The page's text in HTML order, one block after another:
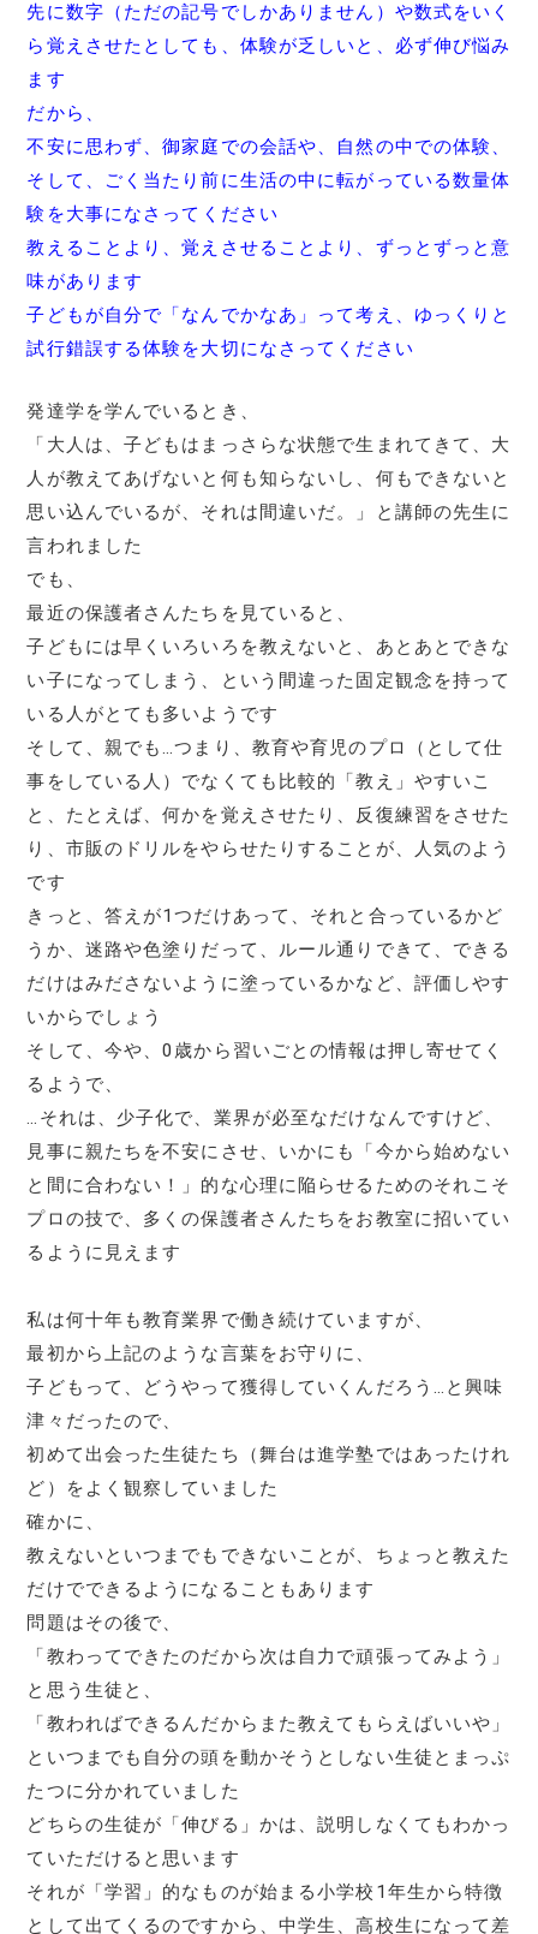
先に数字（ただの記号でしかありません） や数式をいく
ら覚えさせたとしても、体験が乏しいと、 必ず伸び悩み
ます
だから、
不安に思わず、御家庭での会話や、自然の中での体験、
そして、
ごく当たり前に生活の中に転がっている数量体
験を大事になさって ください
教えることより、覚えさせることより、 ずっとずっと意
味があります
子どもが自分で「なんでかなあ」って考え、 ゆっくりと
試行錯誤する体験を大切になさってください
発達学を学んでいるとき、
「大人は、子どもはまっさらな状態で生まれてきて、大
人が教えてあげないと何も知らないし、何もできないと
思い込んでいるが、それは間違いだ。」と講師の先生に
言われました
でも、
最近の保護者さんたちを見ていると、
子どもには早くいろいろを教えないと、あとあとできな
い子になってしまう、という間違った固定観念を持って
いる人がとても多いようです
そして、親でも…つまり、教育や育児のプロ（として仕
事をしている人）でなくても比較的「教え」やすいこ
と、たとえば、何かを覚えさせたり、反復練習をさせた
り、市販のドリルをやらせたりすることが、人気のよう
です
きっと、答えが1つだけあって、それと合っているかど
うか、迷路や色塗りだって、ルール通りできて、できる
だけはみださないように塗っているかなど、評価しやす
いからでしょう
そして、今や、0歳から習いごとの情報は押し寄せてく
るようで、
…それは、少子化で、業界が必至なだけなんですけど、
見事に親たちを不安にさせ、いかにも「今から始めない
と間に合わない！」的な心理に陥らせるためのそれこそ
プロの技で、多くの保護者さんたちをお教室に招いてい
るように見えます
私は何十年も教育業界で働き続けていますが、
最初から上記のような言葉をお守りに、
子どもって、どうやって獲得していくんだろう…と興味
津々だったので、
初めて出会った生徒たち（舞台は進学塾ではあったけれ
ど）をよく観察していました
確かに、
教えないといつまでもできないことが、ちょっと教えた
だけでできるようになることもあります
問題はその後で、
「教わってできたのだから次は自力で頑張ってみよう」
と思う生徒と、
「教わればできるんだからまた教えてもらえばいいや」
といつまでも自分の頭を動かそうとしない生徒とまっぷ
たつに分かれていました
どちらの生徒が「伸びる」かは、説明しなくてもわかっ
ていただけると思います
それが「学習」的なものが始まる小学校1年生から特徴
として出てくるのですから、中学生、高校生になって差